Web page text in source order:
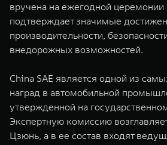
WEY 80
Масштаб возможностей
от 6 449 000 ₽
вручена на ежегодной церемонии
подтверждает значимые
производительности,
внедорожных возможностей.
China SAE является одной из
наград в автомобильной
утвержденной на
Экспертную комиссию
Цзюнь, а в ее состав входят